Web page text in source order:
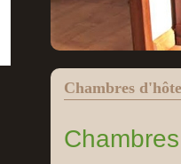
Chambres